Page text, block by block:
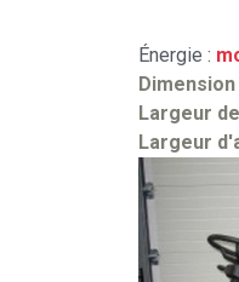
Énergie :
Dimension
Largeur
Largeur